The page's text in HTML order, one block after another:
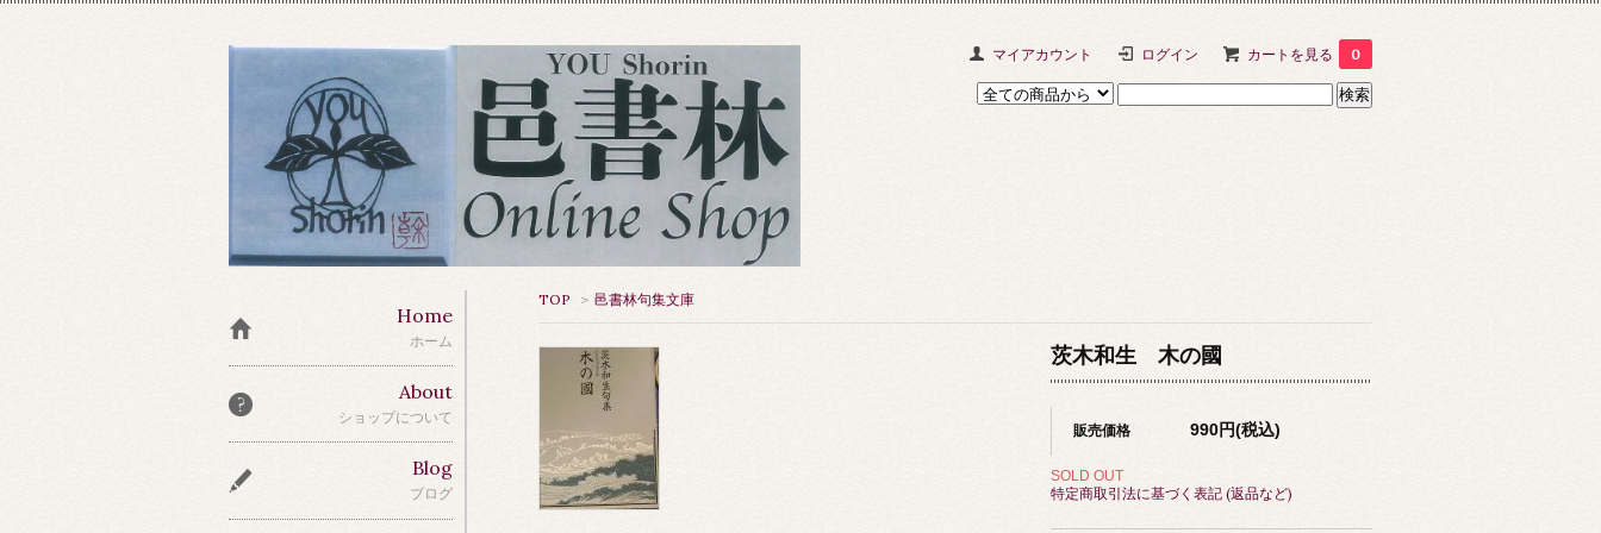
マイアカウント ログイン カートを見る 0
TOP > 邑書林句集文庫
茨木和生 木の國
販売価格 990円(税込)
SOLD OUT
特定商取引法に基づく表記 (返品など)
Home
ホーム
About
ショップについて
Blog
ブログ